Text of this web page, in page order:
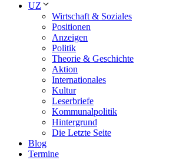
UZ
Wirtschaft & Soziales
Positionen
Anzeigen
Politik
Theorie & Geschichte
Aktion
Internationales
Kultur
Leserbriefe
Kommunalpolitik
Hintergrund
Die Letzte Seite
Blog
Termine